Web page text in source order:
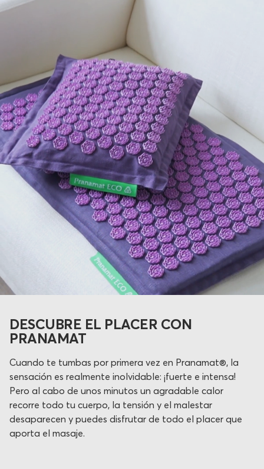
DESCUBRE EL PLACER CON
PRANAMAT
Cuando te tumbas por primera vez en Pranamat®, la
sensación es realmente inolvidable: ¡fuerte e intensa!
Pero al cabo de unos minutos un agradable calor
recorre todo tu cuerpo, la tensión y el malestar
desaparecen y puedes disfrutar de todo el placer que
aporta el masaje.